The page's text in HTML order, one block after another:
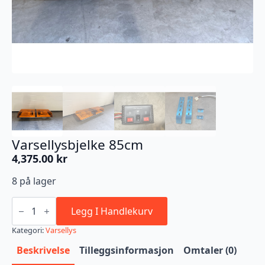
Varsellysbjelke 85cm
4,375.00 kr
8 på lager
Varsellysbjelke
85cm Legg I Handlekurv
Kategori:Varsellys
Beskrivelse Tilleggsinformasjon Omtaler (0)